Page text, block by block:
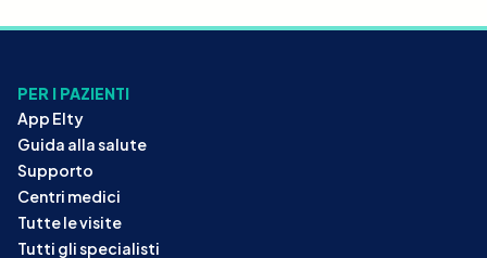
PER I PAZIENTI
App Elty
Guida alla salute
Supporto
Centri medici
Tutte le visite
Tutti gli specialisti